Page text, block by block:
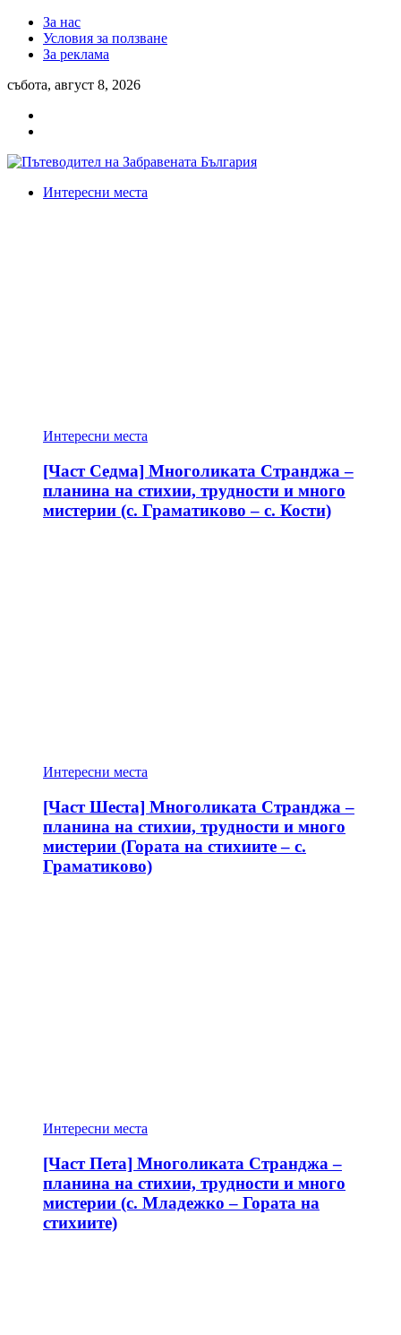
За нас
Условия за ползване
За реклама
събота, август 8, 2026
Интересни места
Интересни места
[Част Седма] Многоликата Странджа –
планина на стихии, трудности и много
мистерии (с. Граматиково – с. Кости)
Интересни места
[Част Шеста] Многоликата Странджа –
планина на стихии, трудности и много
мистерии (Гората на стихиите – с.
Граматиково)
Интересни места
[Част Пета] Многоликата Странджа –
планина на стихии, трудности и много
мистерии (с. Младежко – Гората на
стихиите)